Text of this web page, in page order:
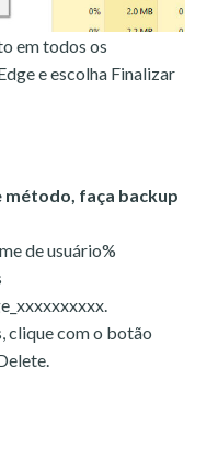
em todos os
e escolha Finalizar
método, faça backup
de usuário%
clique com o botão